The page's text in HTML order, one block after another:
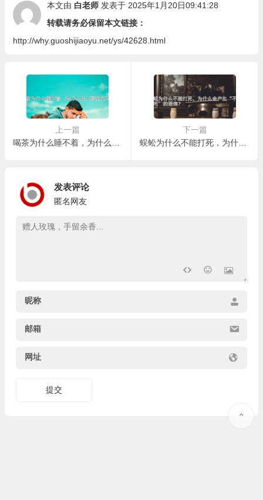
本文由 白老师发表于 2025年1月20日09:41:28
转载请务必保留本文链接：
http://why.guoshijiaoyu.net/ys/42628.html
上一篇
下一篇
蜈蚣为什么不能打死，为什么会产生“不能打死”的迷信？
发表评论
匿名网友
昵称
邮箱
网址
提交